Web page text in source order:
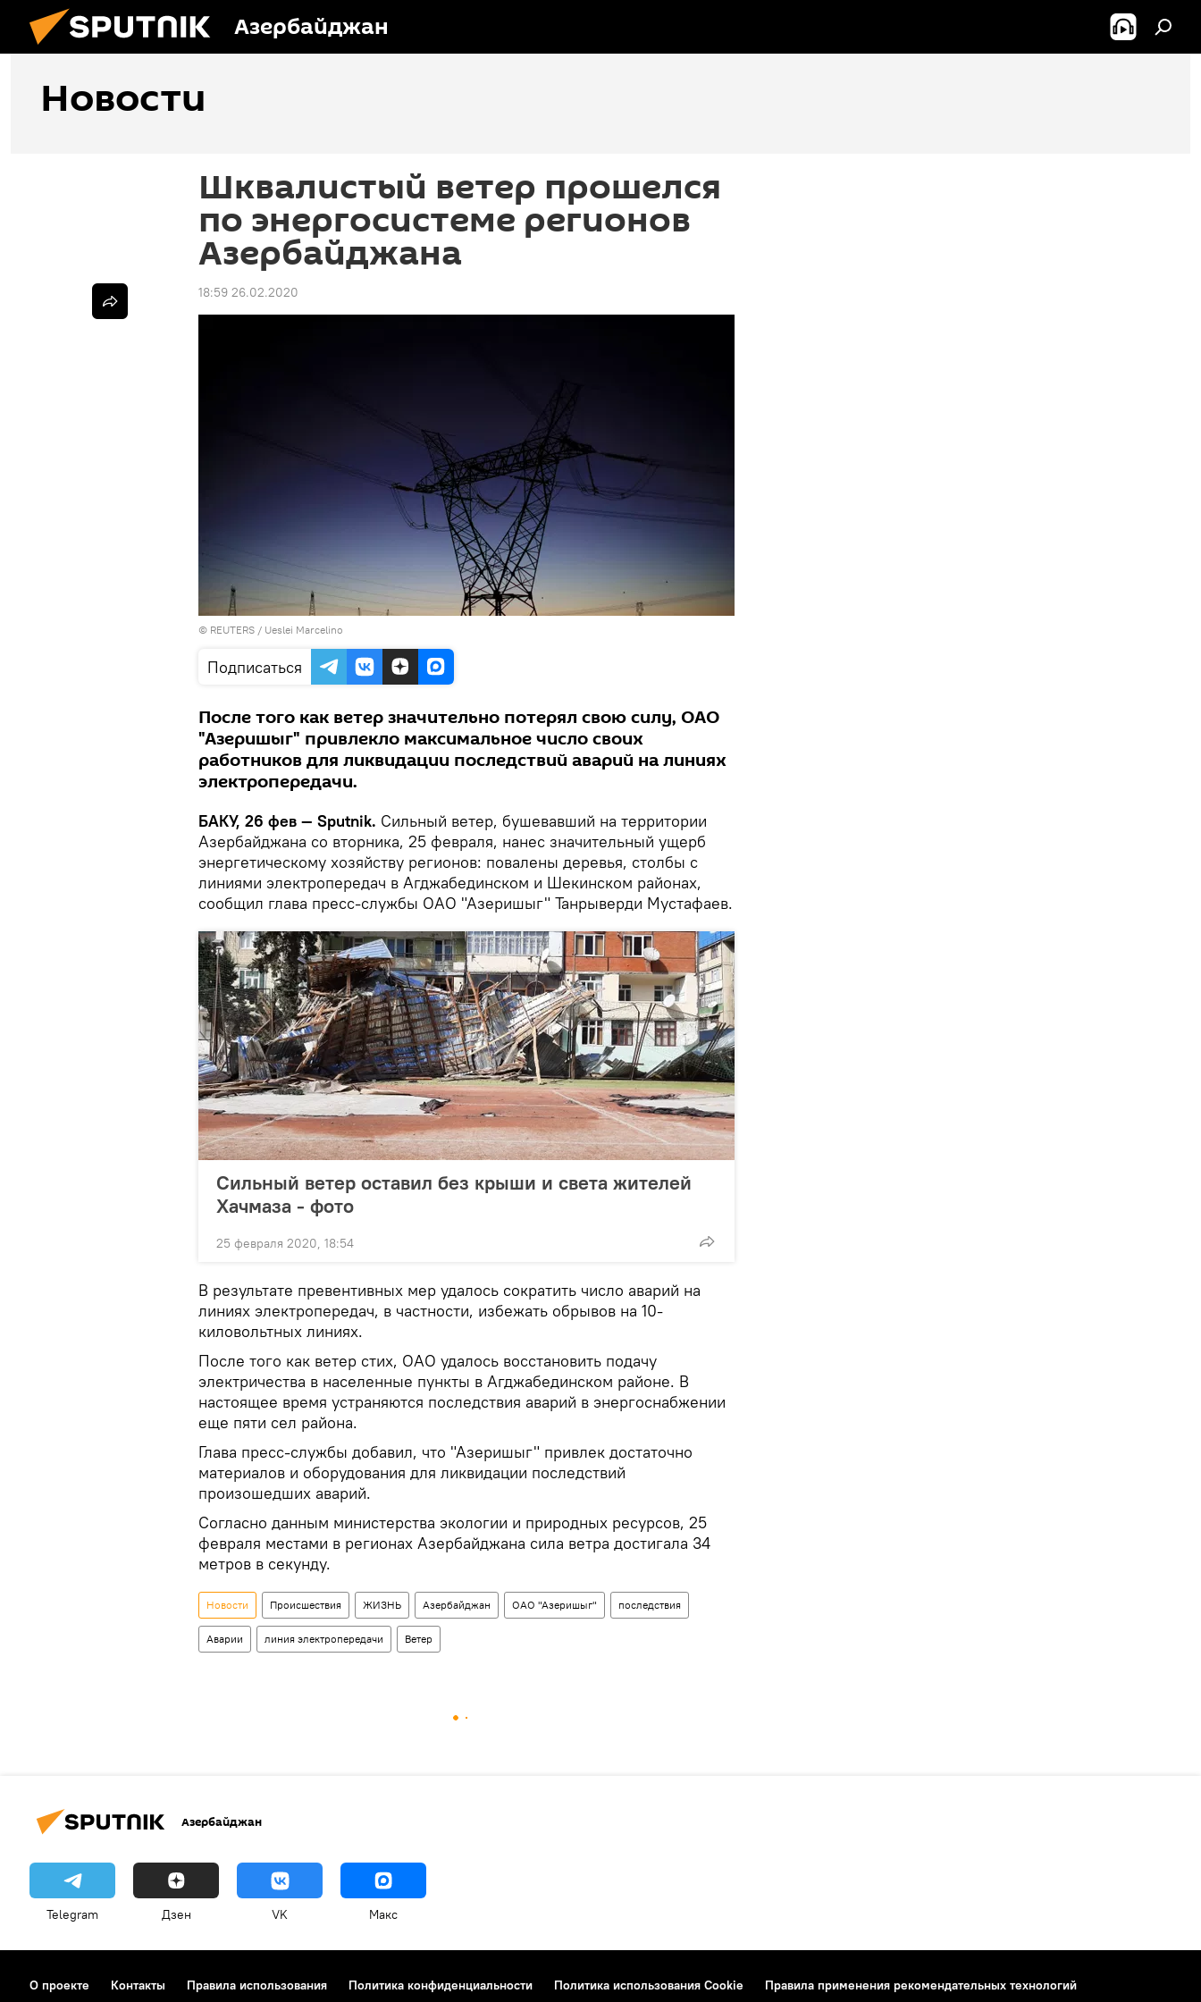
Азербайджан
Новости
Шквалистый ветер прошелся
по энергосистеме регионов
Азербайджана
18:59 26.02.2020
© REUTERS / Ueslei Marcelino
Подписаться
После того как ветер значительно потерял свою силу, ОАО
"Азеришыг" привлекло максимальное число своих
работников для ликвидации последствий аварий на линиях
электропередачи.
БАКУ, 26 фев — Sputnik. Сильный ветер, бушевавший на территории
Азербайджана со вторника, 25 февраля, нанес значительный ущерб
энергетическому хозяйству регионов: повалены деревья, столбы с
линиями электропередач в Агджабединском и Шекинском районах,
сообщил глава пресс-службы ОАО "Азеришыг" Танрыверди Мустафаев.
Сильный ветер оставил без крыши и света жителей
Хачмаза - фото
25 февраля 2020, 18:54
В результате превентивных мер удалось сократить число аварий на
линиях электропередач, в частности, избежать обрывов на 10-
киловольтных линиях.
После того как ветер стих, ОАО удалось восстановить подачу
электричества в населенные пункты в Агджабединском районе. В
настоящее время устраняются последствия аварий в энергоснабжении
еще пяти сел района.
Глава пресс-службы добавил, что "Азеришыг" привлек достаточно
материалов и оборудования для ликвидации последствий
произошедших аварий.
Согласно данным министерства экологии и природных ресурсов, 25
февраля местами в регионах Азербайджана сила ветра достигала 34
метров в секунду.
Новости Происшествия ЖИЗНЬ Азербайджан ОАО "Азеришыг" последствия
Аварии линия электропередачи Ветер
Азербайджан
Telegram Дзен VK Макс
О проекте Контакты Правила использования Политика конфиденциальности Политика использования Cookie
Правила применения рекомендательных технологий